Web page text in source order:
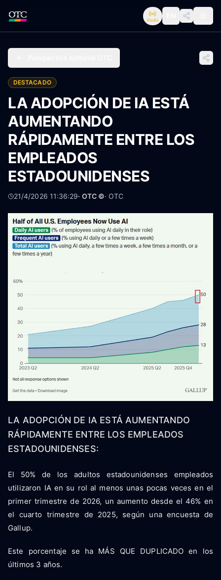
Radio
DESTACADO
LA ADOPCIÓN DE IA ESTÁ
AUMENTANDO
RÁPIDAMENTE ENTRE LOS
EMPLEADOS
ESTADOUNIDENSES
21/4/2026 11:36:29· OTC ©· OTC
LA ADOPCIÓN DE IA ESTÁ AUMENTANDO
RÁPIDAMENTE ENTRE LOS EMPLEADOS
ESTADOUNIDENSES:
El 50% de los adultos estadounidenses empleados
utilizaron IA en su rol al menos unas pocas veces en el
primer trimestre de 2026, un aumento desde el 46% en
el cuarto trimestre de 2025, según una encuesta de
Gallup.
Este porcentaje se ha MÁS QUE DUPLICADO en los
últimos 3 años.